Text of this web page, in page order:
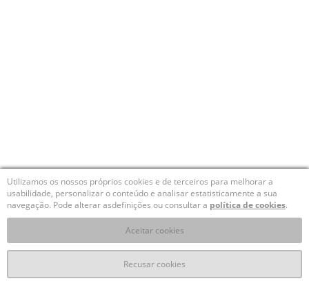
Utilizamos os nossos próprios cookies e de terceiros para melhorar a
usabilidade, personalizar o conteúdo e analisar estatisticamente a sua
navegação. Pode alterar asdefinições ou consultar a política de cookies.
Aceitar cookies
Recusar cookies